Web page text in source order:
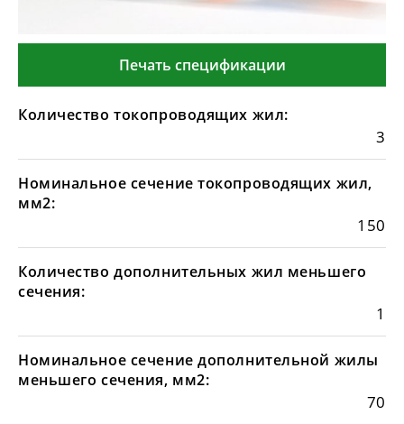
Печать спецификации
Количество токопроводящих жил:
3
Номинальное сечение токопроводящих жил,
мм2:
150
Количество дополнительных жил меньшего
сечения:
1
Номинальное сечение дополнительной жилы
меньшего сечения, мм2:
70